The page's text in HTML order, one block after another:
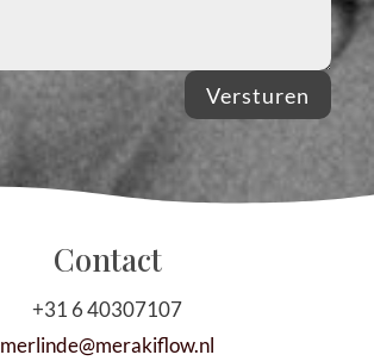
Versturen
Contact
+31 6 40307107
merlinde@merakiflow.nl